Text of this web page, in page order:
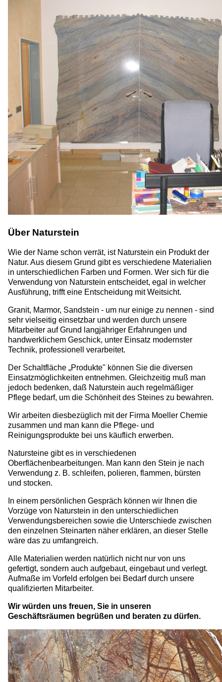
Über Naturstein
Wie der Name schon verrät, ist Naturstein ein Produkt der
Natur. Aus diesem Grund gibt es verschiedene Materialien
in unterschiedlichen Farben und Formen. Wer sich für die
Verwendung von Naturstein entscheidet, egal in welcher
Ausführung, trifft eine Entscheidung mit Weitsicht.
Granit, Marmor, Sandstein - um nur einige zu nennen - sind
sehr vielseitig einsetzbar und werden durch unsere
Mitarbeiter auf Grund langjähriger Erfahrungen und
handwerklichem Geschick, unter Einsatz modernster
Technik, professionell verarbeitet.
Der Schaltfläche „Produkte" können Sie die diversen
Einsatzmöglichkeiten entnehmen. Gleichzeitig muß man
jedoch bedenken, daß Naturstein auch regelmäßiger
Pflege bedarf, um die Schönheit des Steines zu bewahren.
Wir arbeiten diesbezüglich mit der Firma Moeller Chemie
zusammen und man kann die Pflege- und
Reinigungsprodukte bei uns käuflich erwerben.
Natursteine gibt es in verschiedenen
Oberflächenbearbeitungen. Man kann den Stein je nach
Verwendung z. B. schleifen, polieren, flammen, bürsten
und stocken.
In einem persönlichen Gespräch können wir Ihnen die
Vorzüge von Naturstein in den unterschiedlichen
Verwendungsbereichen sowie die Unterschiede zwischen
den einzelnen Steinarten näher erklären, an dieser Stelle
wäre das zu umfangreich.
Alle Materialien werden natürlich nicht nur von uns
gefertigt, sondern auch aufgebaut, eingebaut und verlegt.
Aufmaße im Vorfeld erfolgen bei Bedarf durch unsere
qualifizierten Mitarbeiter.
Wir würden uns freuen, Sie in unseren
Geschäftsräumen begrüßen und beraten zu dürfen.